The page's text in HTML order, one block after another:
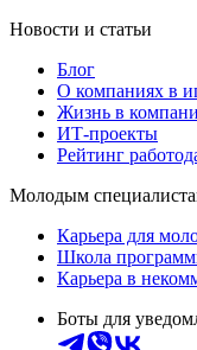
Новости и статьи
Блог
О компаниях в
Жизнь в
ИТ-проекты
Рейтинг
Молодым
Карьера для
Школа
Карьера в
Боты для